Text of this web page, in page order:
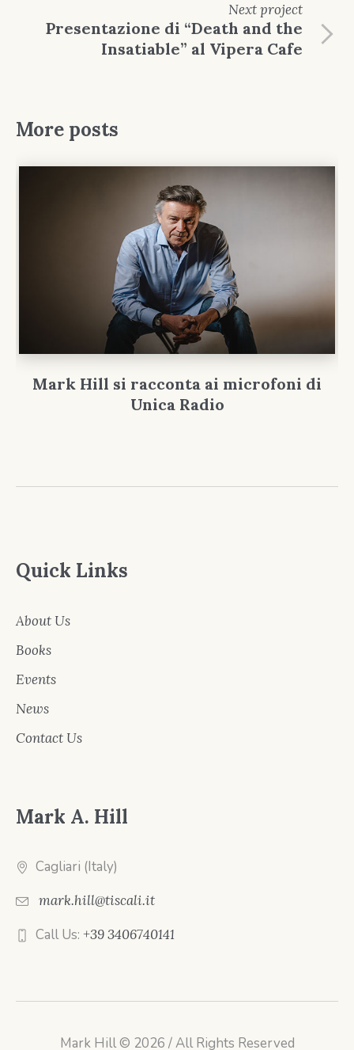
Nextproject
Presentazione di “Death and the
Insatiable” al Vipera Cafe
More posts
Mark Hill si racconta ai microfoni di
Unica Radio
Quick Links
About Us
Books
Events
News
Contact Us
Mark A. Hill
Cagliari (Italy)
mark.hill@tiscali.it
Call Us:+39 3406740141
Mark Hill © 2026 / All Rights Reserved